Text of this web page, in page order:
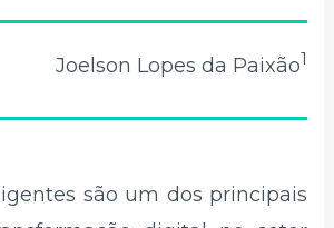
Joelson Lopes da Paixão1
são um dos principais